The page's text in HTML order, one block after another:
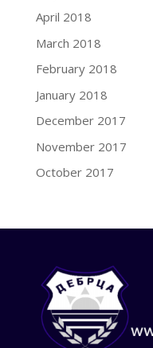
April 2018
March 2018
February 2018
January 2018
December 2017
November 2017
October 2017